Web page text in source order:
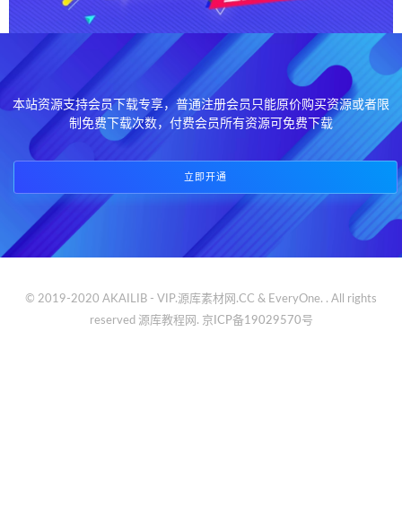
本站资源支持会员下载专享，普通注册会员只能原价购买资源或者限
制免费下载次数，付费会员所有资源可免费下载
立即开通
© 2019-2020 AKAILIB - VIP.源库素材网.CC & EveryOne. . All rights
reserved 源库教程网. 京ICP备19029570号